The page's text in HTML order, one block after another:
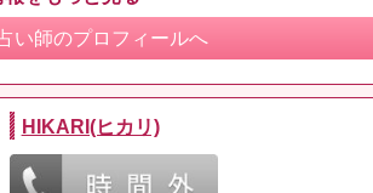
い師のプロフィールへ
HIKARI(ヒカリ)